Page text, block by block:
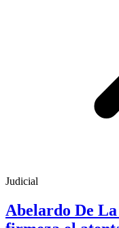
Judicial
Abelardo De